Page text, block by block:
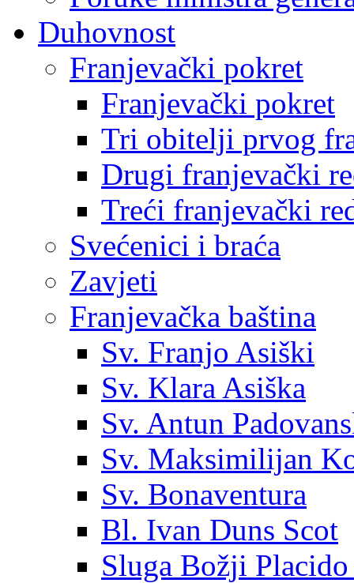
Duhovnost
Franjevački pokret
Franjevački pokret
Tri obitelji prvog
Drugi franjevački
Treći franjevački
Svećenici i braća
Zavjeti
Franjevačka baština
Sv. Franjo Asiški
Sv. Klara Asiška
Sv. Antun
Sv. Maksimilijan
Sv. Bonaventura
Bl. Ivan Duns Scot
Sluga Božji Placido